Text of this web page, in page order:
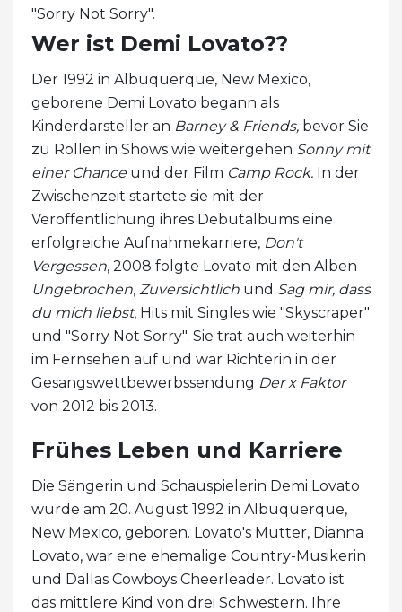
"Sorry Not Sorry".
Wer ist Demi Lovato??
Der 1992 in Albuquerque, New Mexico,
geborene Demi Lovato begann als
Kinderdarsteller an Barney & Friends, bevor Sie
zu Rollen in Shows wie weitergehen Sonny mit
einer Chance und der Film Camp Rock. In der
Zwischenzeit startete sie mit der
Veröffentlichung ihres Debütalbums eine
erfolgreiche Aufnahmekarriere, Don't
Vergessen, 2008 folgte Lovato mit den Alben
Ungebrochen, Zuversichtlich und Sag mir, dass
du mich liebst, Hits mit Singles wie "Skyscraper"
und "Sorry Not Sorry". Sie trat auch weiterhin
im Fernsehen auf und war Richterin in der
Gesangswettbewerbssendung Der x Faktor
von 2012 bis 2013.
Frühes Leben und Karriere
Die Sängerin und Schauspielerin Demi Lovato
wurde am 20. August 1992 in Albuquerque,
New Mexico, geboren. Lovato's Mutter, Dianna
Lovato, war eine ehemalige Country-Musikerin
und Dallas Cowboys Cheerleader. Lovato ist
das mittlere Kind von drei Schwestern. Ihre